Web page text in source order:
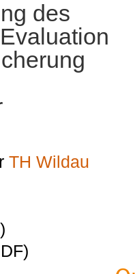
des
TH Wildau